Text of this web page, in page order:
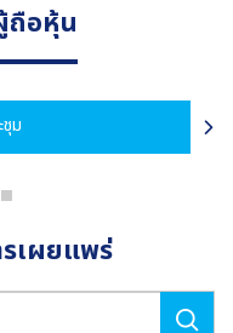
ถือหุ้น
ม
เผยแพร่